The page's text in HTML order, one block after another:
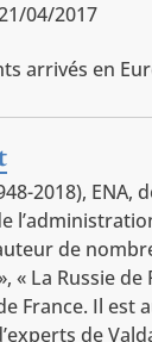
04/2017
arrivés en
2018),
de
« La Russie
France. Il est
de